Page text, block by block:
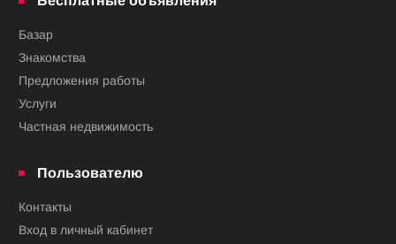
Базар
Знакомства
Предложения работы
Услуги
Частная недвижимость
Пользователю
Контакты
Вход в личный кабинет